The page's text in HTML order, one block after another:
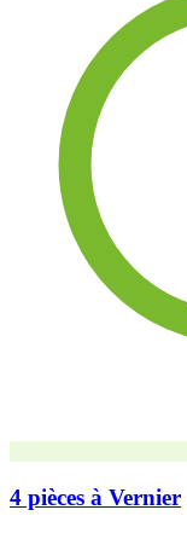
4 pièces à Vernier